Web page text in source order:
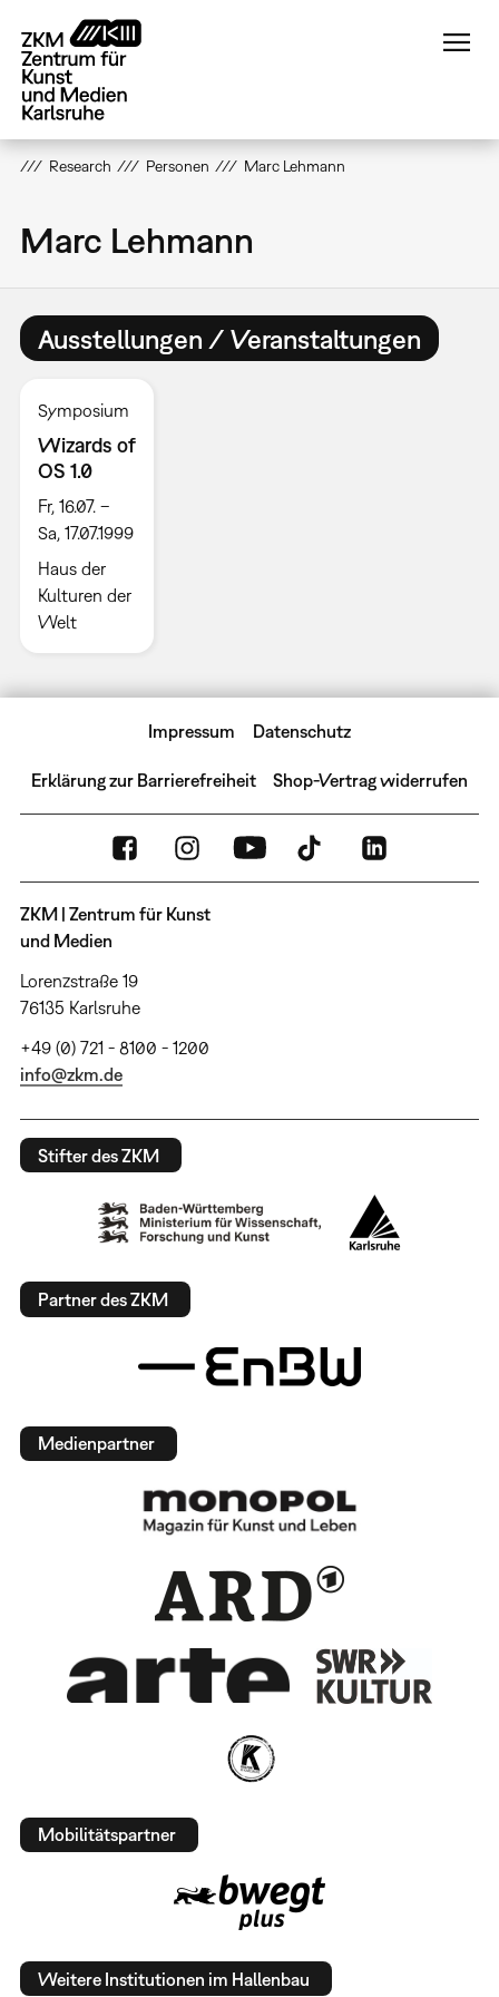
zum
Inhalt
Research Personen Marc Lehmann
Marc Lehmann
Ausstellungen / Veranstaltungen
Symposium
Wizards of
OS 1.0
Fr, 16.07. –
Sa, 17.07.1999
Haus der
Kulturen der
Welt
Impressum Datenschutz
Erklärung zur Barrierefreiheit Shop-Vertrag widerrufen
ZKM | Zentrum für Kunst
und Medien
Lorenzstraße 19
76135 Karlsruhe
+49 (0) 721 - 8100 - 1200
info@zkm.de
Stifter des ZKM
Partner des ZKM
Medienpartner
Mobilitätspartner
Weitere Institutionen im Hallenbau